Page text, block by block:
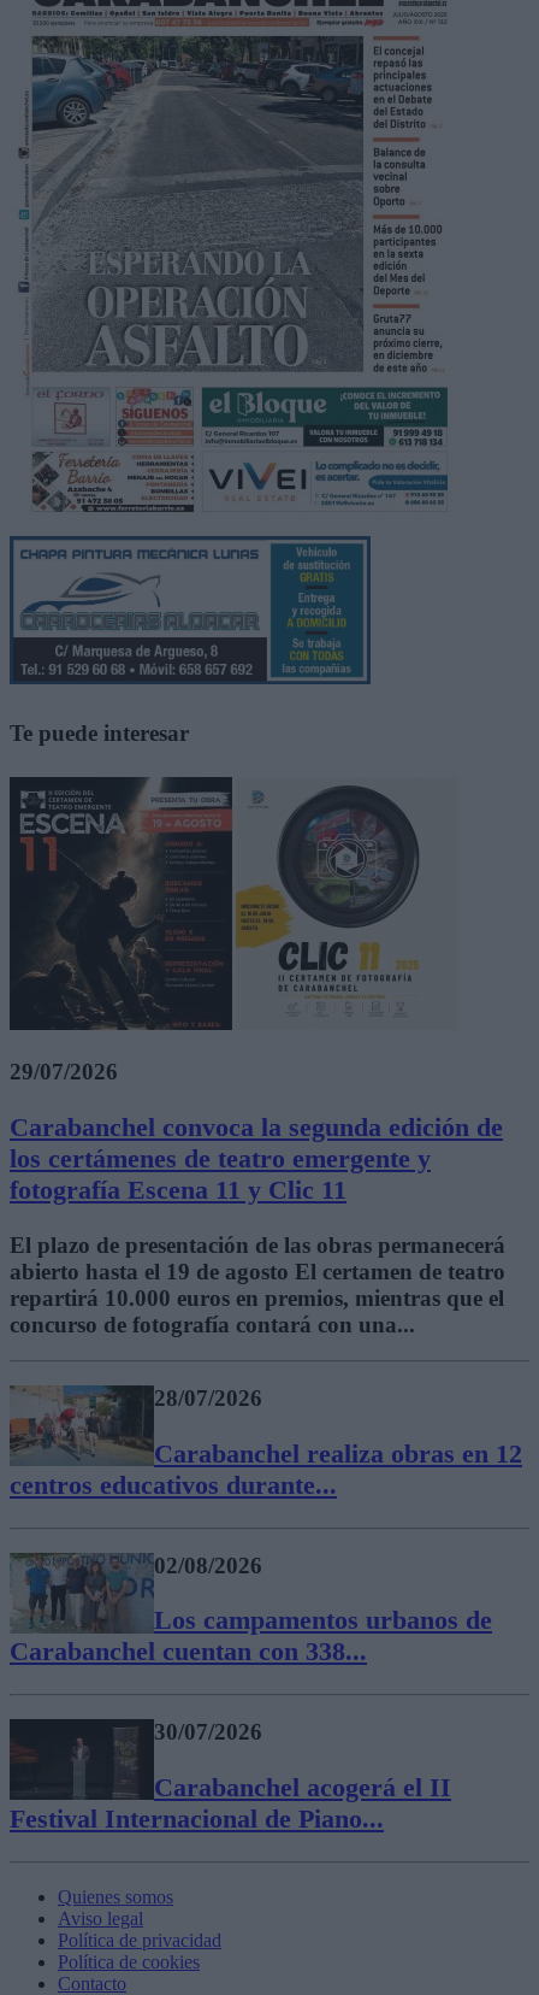
Te puede interesar
29/07/2026
Carabanchel convoca la segunda edición de
los certámenes de teatro emergente y
fotografía Escena 11 y Clic 11
El plazo de presentación de las obras permanecerá
abierto hasta el 19 de agosto El certamen de teatro
repartirá 10.000 euros en premios, mientras que el
concurso de fotografía contará con una...
28/07/2026
Carabanchel realiza obras en 12
centros educativos durante...
02/08/2026
Los campamentos urbanos de
Carabanchel cuentan con 338...
30/07/2026
Carabanchel acogerá el II
Festival Internacional de Piano...
Quienes somos
Aviso legal
Política de privacidad
Política de cookies
Contacto